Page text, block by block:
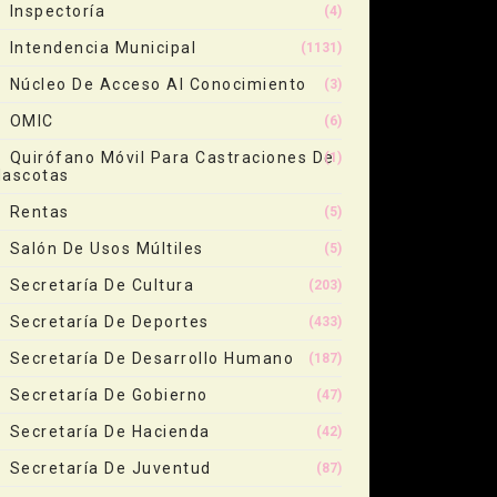
Inspectoría (4)
Intendencia Municipal (1131)
Núcleo De Acceso Al Conocimiento (3)
OMIC (6)
Quirófano Móvil Para Castraciones De(1)
Rentas (5)
Salón De Usos Múltiles (5)
Secretaría De Cultura (203)
Secretaría De Deportes (433)
Secretaría De Desarrollo Humano (187)
Secretaría De Gobierno (47)
Secretaría De Hacienda (42)
Secretaría De Juventud (87)